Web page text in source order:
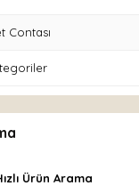
Contası
Ürün Arama